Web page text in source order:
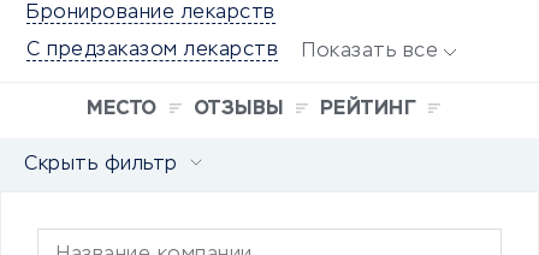
Бронирование лекарств
С предзаказом лекарств
Показать все
МЕСТО ОТЗЫВЫ РЕЙТИНГ
Скрыть фильтр